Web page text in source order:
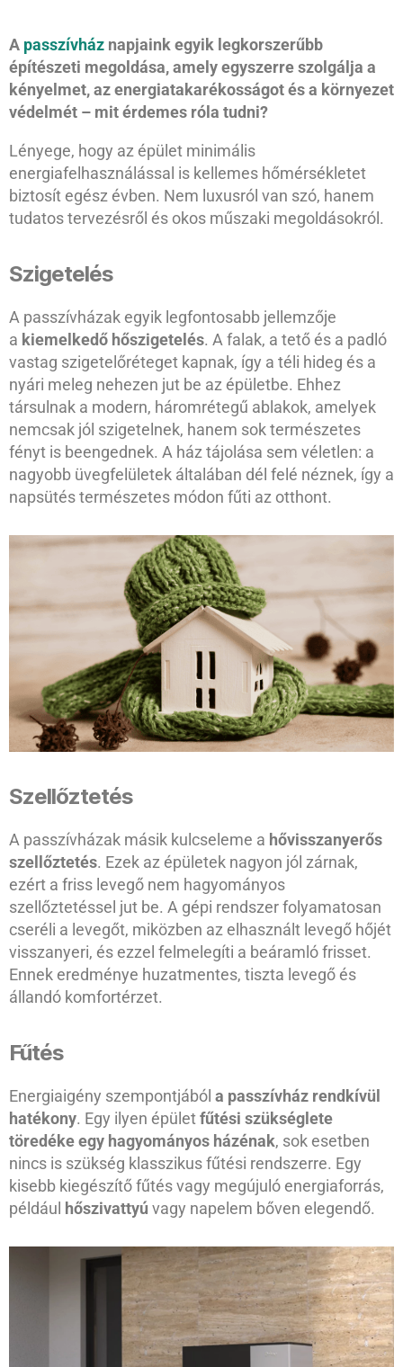
A passzívház napjaink egyik legkorszerűbb
építészeti megoldása, amely egyszerre szolgálja a
kényelmet, az energiatakarékosságot és a környezet
védelmét – mit érdemes róla tudni?
Lényege, hogy az épület minimális
energiafelhasználással is kellemes hőmérsékletet
biztosít egész évben. Nem luxusról van szó, hanem
tudatos tervezésről és okos műszaki megoldásokról.
Szigetelés
A passzívházak egyik legfontosabb jellemzője
a kiemelkedő hőszigetelés. A falak, a tető és a padló
vastag szigetelőréteget kapnak, így a téli hideg és a
nyári meleg nehezen jut be az épületbe. Ehhez
társulnak a modern, háromrétegű ablakok, amelyek
nemcsak jól szigetelnek, hanem sok természetes
fényt is beengednek. A ház tájolása sem véletlen: a
nagyobb üvegfelületek általában dél felé néznek, így a
napsütés természetes módon fűti az otthont.
Szellőztetés
A passzívházak másik kulcseleme a hővisszanyerős
szellőztetés. Ezek az épületek nagyon jól zárnak,
ezért a friss levegő nem hagyományos
szellőztetéssel jut be. A gépi rendszer folyamatosan
cseréli a levegőt, miközben az elhasznált levegő hőjét
visszanyeri, és ezzel felmelegíti a beáramló frisset.
Ennek eredménye huzatmentes, tiszta levegő és
állandó komfortérzet.
Fűtés
Energiaigény szempontjából a passzívház rendkívül
hatékony. Egy ilyen épületfűtési szükséglete
töredéke egy hagyományos házénak, sok esetben
nincs is szükség klasszikus fűtési rendszerre. Egy
kisebb kiegészítő fűtés vagy megújuló energiaforrás,
például hőszivattyú vagy napelem bőven elegendő.